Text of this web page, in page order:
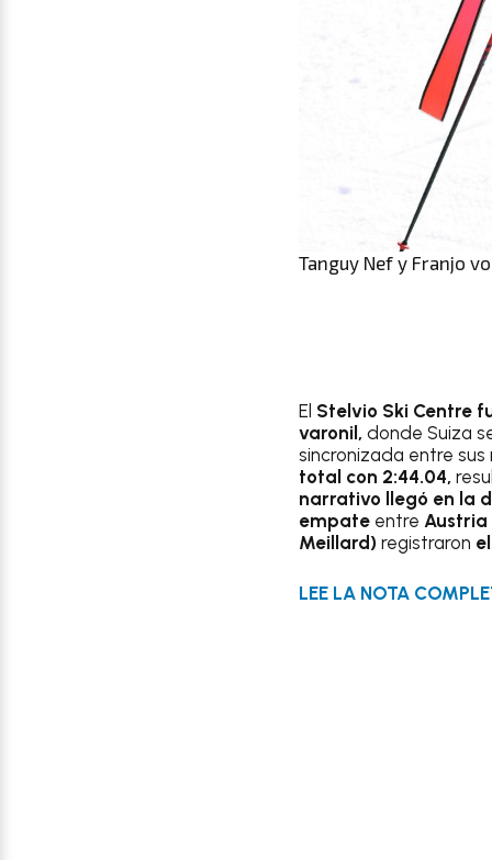
Tanguy Nef y Franjo
El Stelvio Ski Centre
varonil, donde Suiza
sincronizada entre
total con 2:44.04,
narrativo llegó en la
empate entre Austria
Meillard) registraron
LEE LA NOTA